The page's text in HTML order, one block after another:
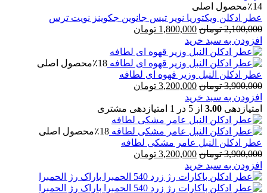
٪14محصول اصلی
عطر ادکلن ویکتوریا نویر تیس جانوین جکوینز نویت ترس
2,100,000 تومان قیمت
اصلی
2,100,000 تومان
بود.
1,800,000 تومان
است.
افزودن به سبد خرید
٪18محصول اصلی
عطر ادکلن النبل وزیر قهوه ای لطافه
3,900,000 تومان قیمت
اصلی
3,900,000 تومان
بود.
3,200,000 تومان
است.
افزودن به سبد خرید
امتیازدهی 3.00 از 5 در 1 امتیازدهی مشتری
٪18محصول اصلی
عطر ادکلن النبل عامر مشکی لطافه
3,900,000 تومان قیمت
اصلی
3,900,000 تومان
بود.
3,200,000 تومان
3,200,000 تومان
است.
افزودن به سبد خرید